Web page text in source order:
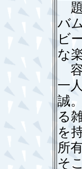
題
バ
ビ
な
容
一
誠
る
を
所
そ